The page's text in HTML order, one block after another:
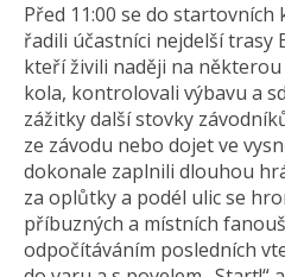
Před 11:00 se do
řadili účastníci nejdelší trasy
kteří živili naději na
kola, kontrolovali výbavu a
zážitky další stovky
ze závodu nebo dojet ve
dokonale zaplnili dlouhou
za oplůtky a podél ulic se
příbuzných a místních
odpočítáváním posledních